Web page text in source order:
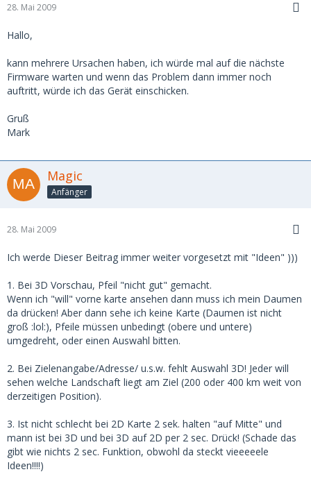
28. Mai 2009
Hallo,
kann mehrere Ursachen haben, ich würde mal auf die nächste
Firmware warten und wenn das Problem dann immer noch
auftritt, würde ich das Gerät einschicken.
Gruß
Mark
Magic
Anfänger
28. Mai 2009
Ich werde Dieser Beitrag immer weiter vorgesetzt mit "Ideen" )))
1. Bei 3D Vorschau, Pfeil "nicht gut" gemacht.
Wenn ich "will" vorne karte ansehen dann muss ich mein Daumen
da drücken! Aber dann sehe ich keine Karte (Daumen ist nicht
groß :lol:), Pfeile müssen unbedingt (obere und untere)
umgedreht, oder einen Auswahl bitten.
2. Bei Zielenangabe/Adresse/ u.s.w. fehlt Auswahl 3D! Jeder will
sehen welche Landschaft liegt am Ziel (200 oder 400 km weit von
derzeitigen Position).
3. Ist nicht schlecht bei 2D Karte 2 sek. halten "auf Mitte" und
mann ist bei 3D und bei 3D auf 2D per 2 sec. Drück! (Schade das
gibt wie nichts 2 sec. Funktion, obwohl da steckt vieeeeele
Ideen!!!!)